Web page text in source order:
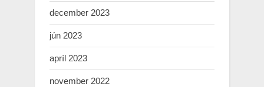
december 2023
jún 2023
apríl 2023
november 2022